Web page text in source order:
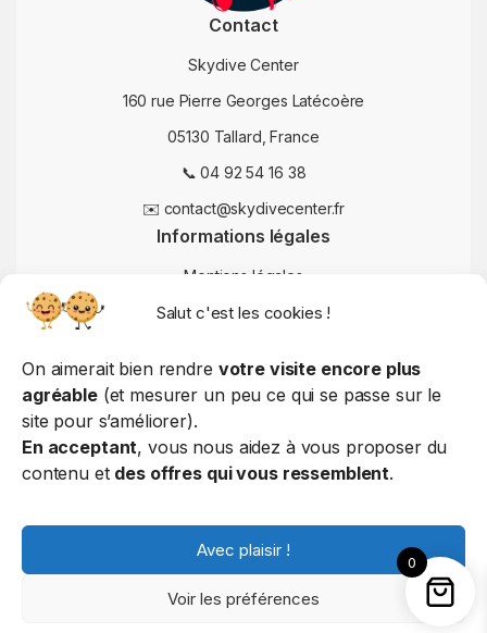
Salut c'est les cookies !
On aimerait bien rendre votre visite encore plus
agréable(et mesurer un peu ce qui se passe sur le
site pour s’améliorer).
En acceptant, vous nous aidez à vous proposer du
contenu et des offres qui vous ressemblent.
Avec plaisir !
Voir les préférences
Contact
Skydive Center
160 rue Pierre Georges Latécoère
05130 Tallard, France
📞 04 92 54 16 38
✉️ contact@skydivecenter.fr
Informations légales
Mentions légales
Conditions Générales de Vente
Politique d'utilisation
© 2025 Skydive Center – Tous droits réservés
0